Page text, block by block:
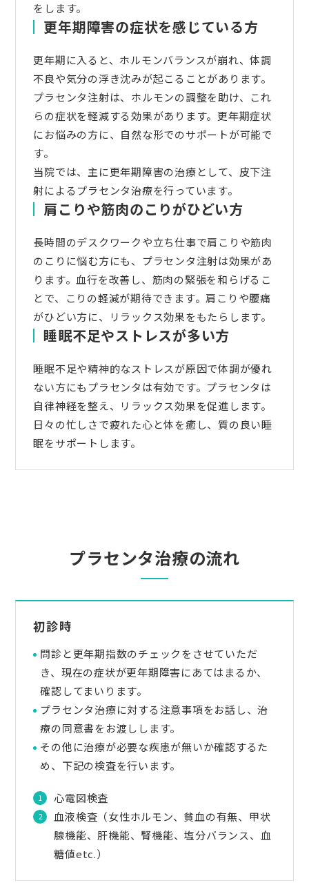
をします。
更年期障害の症状を感じている方
更年期に入ると、ホルモンバランスが崩れ、体調
不良や気分の浮き沈みが起こることがあります。
プラセンタ注射は、ホルモンの調整を助け、これ
らの症状を軽減する効果があります。更年期症状
にお悩みの方に、自然な形でのサポートが可能で
す。
当院では、主に更年期障害の治療として、皮下注
射によるプラセンタ治療を行っています。
肩こりや筋肉のこりがひどい方
長時間のデスクワークや立ち仕事で肩こりや筋肉
のこりに悩む方にも、プラセンタ注射は効果があ
ります。血行を改善し、筋肉の緊張を和らげるこ
とで、こりの軽減が期待できます。肩こりや腰痛
がひどい方に、リラックス効果をもたらします。
睡眠不足やストレスが多い方
睡眠不足や精神的なストレスが原因で体調が優れ
ない方にもプラセンタは有効です。プラセンタは
自律神経を整え、リラックス効果を促進します。
日々の忙しさで疲れた心と体を癒し、質の良い睡
眠をサポートします。
プラセンタ治療の流れ
初診時
問診と更年期指数のチェックをさせていただ
き、現在の症状が更年期障害にあてはまるか、
確認してまいります。
プラセンタ治療に対する注意事項をお話し、治
療の同意書をお渡しします。
その他に治療が必要な疾患が無いか確認するた
め、下記の検査を行います。
心電図検査
血液検査（女性ホルモン、貧血の有無、甲状
腺機能、肝機能、腎機能、塩分バランス、血
糖値etc.）